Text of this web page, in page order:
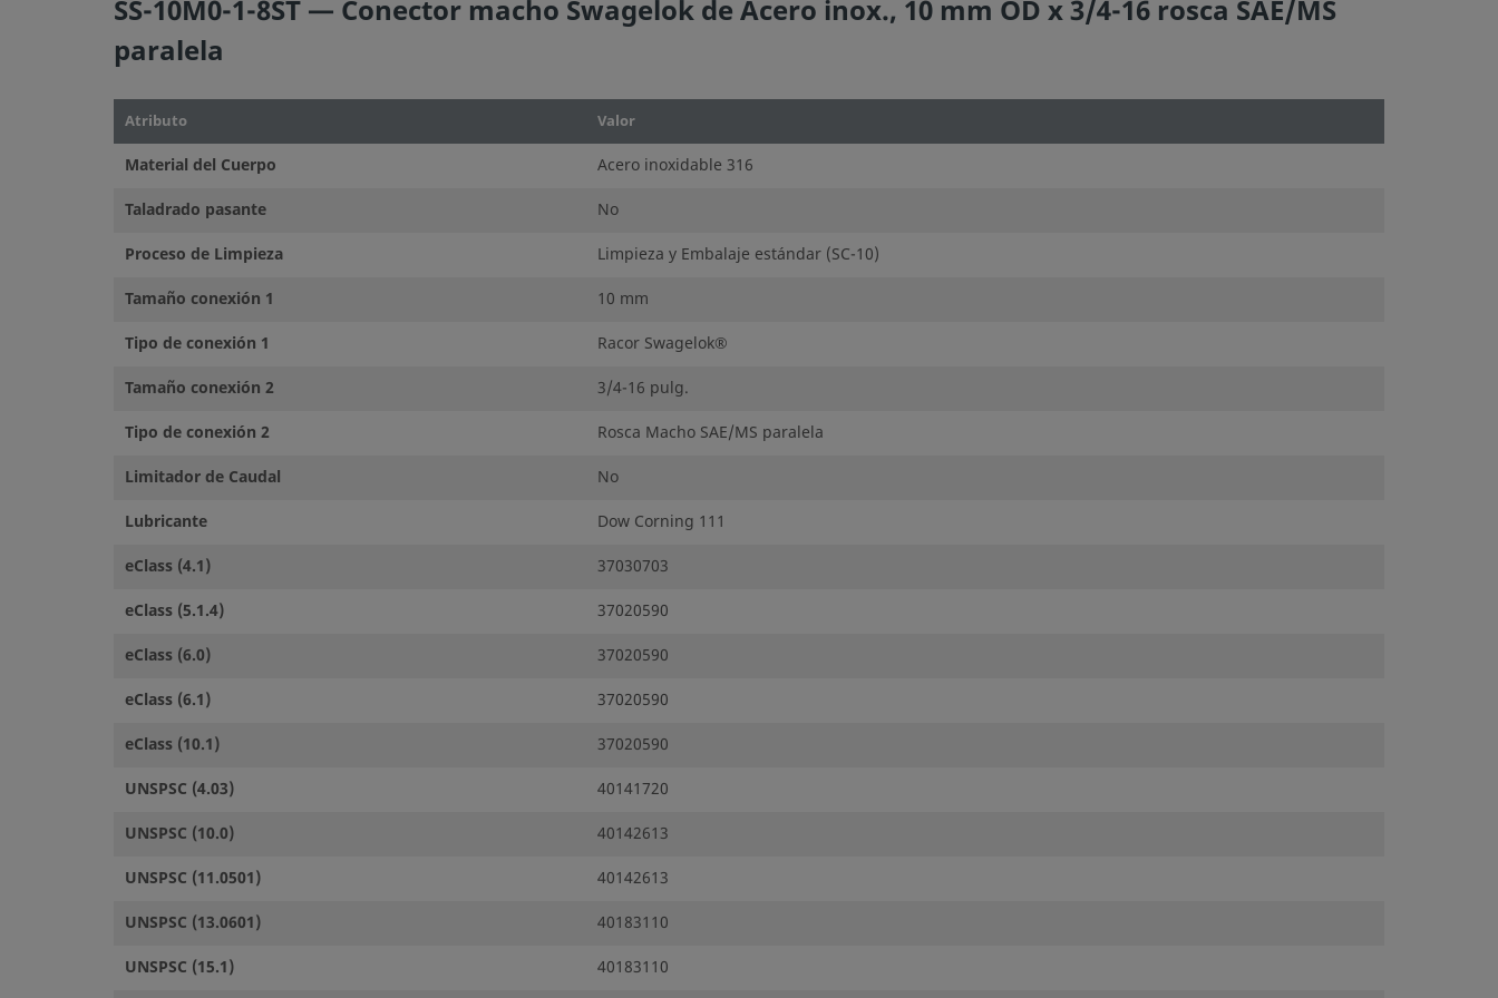
SS-10M0-1-8ST — Conector macho Swagelok de Acero inox., 10 mm OD x 3/4-16 rosca SAE/MS
paralela
Atributo Valor
Material del Cuerpo
Acero inoxidable 316
Taladrado pasante
No
Proceso de Limpieza
Limpieza y Embalaje estándar (SC-10)
Tamaño conexión 1
10 mm
Tipo de conexión 1
Racor Swagelok®
Tamaño conexión 2
3/4-16 pulg.
Tipo de conexión 2
Rosca Macho SAE/MS paralela
Limitador de Caudal
No
Lubricante
Dow Corning 111
eClass (4.1)
37030703
eClass (5.1.4)
37020590
eClass (6.0)
37020590
eClass (6.1)
37020590
eClass (10.1)
37020590
UNSPSC (4.03)
40141720
UNSPSC (10.0)
40142613
UNSPSC (11.0501)
40142613
UNSPSC (13.0601)
40183110
UNSPSC (15.1)
40183110